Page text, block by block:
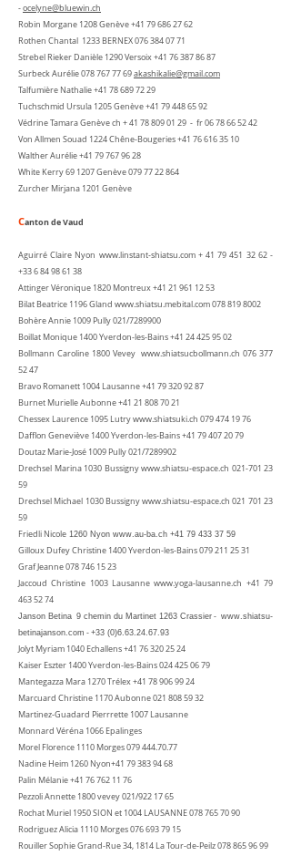
-ocelyne@bluewin.ch
Robin Morgane 1208 Genève+41 79 686 27 62
Rothen Chantal 1233 BERNEX076 384 07 71
Strebel Rieker Danièle 1290 Versoix+41 76 387 86 87
Surbeck ​Aurélie078 767 77 69akashikalie@gmail.com
Talfumière Nathalie+41 78 689 72 29
Tuchschmid Ursula 1205 Genève+41 79 448 65 92
Védrine Tamara Genève ch +41 78 809 01 29 - fr06 78 66 52 42
Von Allmen Souad 1224 Chêne-Bougeries+41 76 616 35 10
Walther Aurélie ‭+41 79 767 96 28
White Kerry 69 1207 Genève079 77 22 864
Zurcher Mirjana 1201 Genève
Canton de Vaud
Aguirré Claire Nyon www.linstant-shiatsu.com+41 79 451 32 62-
+33 6 84 98 61 38
Attinger Véronique 1820 Montreux+41 21 961 12 53
Bilat Beatrice 1196 Gland www.shiatsu.mebital.com078 819 8002
Bohère Annie 1009 Pully 021/7289900
Boillat Monique 1400 Yverdon-les-Bains+41 24 425 95 02
Bollmann Caroline 1800 Vevey www.shiatsucbollmann.ch 076 377
52 47
Bravo Romanett 1004 Lausanne+41 79 320 92 87
Burnet Murielle Aubonne+41 21 808 70 21
Chessex Laurence 1095 Lutrywww.shiatsuki.ch 079 474 19 76
Dafflon Geneviève 1400 Yverdon-les-Bains+41 79 407 20 79
Doutaz Marie-José 1009 Pully 021/7289902
Drechsel Marina 1030 Bussignywww.shiatsu-espace.ch 021-701 23
59
Drechsel Michael 1030 Bussignywww.shiatsu-espace.ch 021 701 23
59
Friedli Nicole 1260 Nyon www.au-ba.ch +41 79 433 37 59
Gilloux Dufey Christine 1400 Yverdon-les-Bains079 211 25 31
Graf Jeanne ‭078746 15 23
Jaccoud Christine 1003 Lausannewww.yoga-lausanne.ch +41 79
463 52 74
Janson Betina 9 chemin du Martinet 1263 Crassier - www.shiatsu-
betinajanson.com - +33 (0)6.63.24.67.93
Jolyt Myriam 1040 Echallens+41 76 320 25 24
Kaiser Eszter 1400 Yverdon-les-Bains024 425 06 79
Mantegazza Mara 1270 Trélex+41 78 906 99 24
Marcuard Christine 1170 Aubonne021 808 59 32
Martinez-Guadard Pierrrette 1007 Lausanne
Monnard Véréna 1066 Epalinges
Morel Florence 1110 Morges079 444.70.77
Nadine Heim 1260 Nyon+41 79 383 94 68
Palin Mélanie ‭+41 76 762 11 76
Pezzoli Annette 1800 vevey 021/922 17 65
Rochat Muriel 1950 SION et 1004 LAUSANNE078 765 70 90
Rodriguez Alicia 1110 Morges076 693 79 15
Rouiller Sophie Grand-Rue 34, 1814 La Tour-de-Peilz078 865 96 99